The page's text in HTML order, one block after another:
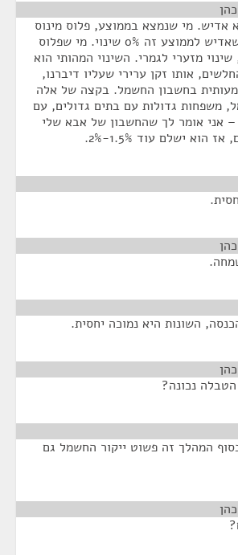
אדיש. מי שנמצא בממוצע, פלוס מינוס
5%, יהיה אדיש. מי שאדיש לממוצע זה 0% שינוי. מי שפלוס
שינוי מזערי לגמרי. השינוי המהותי הוא
אותו זקן ערירי שעליו דיברנו,
בחשבון החשמל. בקצה של אלה
משפחות גדולות עם בתים גדולים, עם
אני אומר לך שהחשבון של אבא שלי
השונות היא נמוכה יחסית.
נכונה?
המהלך זה פשוט ייקור החשמל גם